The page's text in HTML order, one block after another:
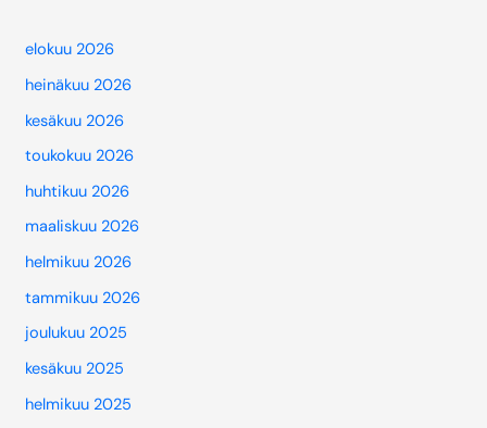
elokuu 2026
heinäkuu 2026
kesäkuu 2026
toukokuu 2026
huhtikuu 2026
maaliskuu 2026
helmikuu 2026
tammikuu 2026
joulukuu 2025
kesäkuu 2025
helmikuu 2025